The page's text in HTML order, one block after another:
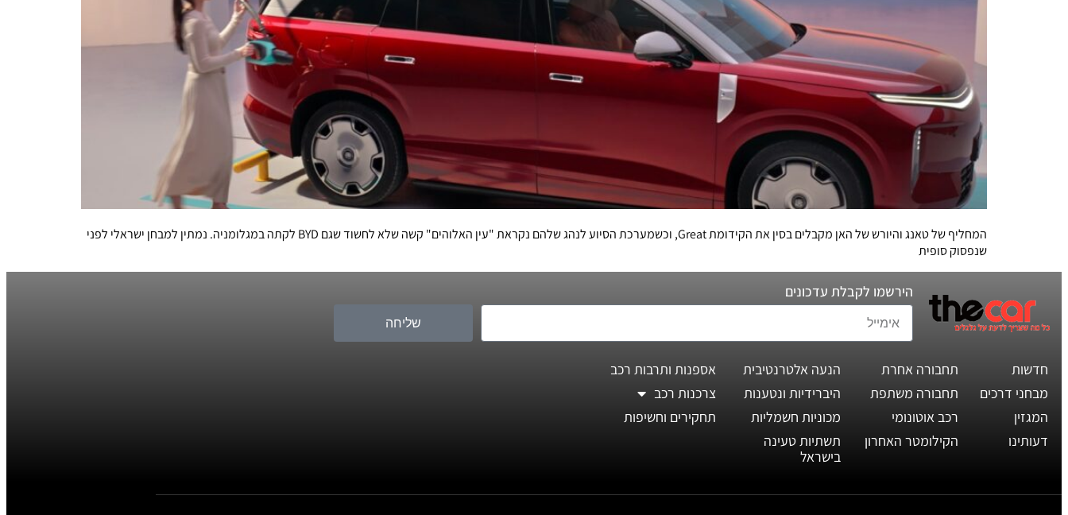
המחליף של טאנג והיורש של האן מקבלים בסין את הקידומת Great, וכשמערכת הסיוע לנהג שלהם נקראת "עין האלוהים" קשה שלא לחשוד שגם BYD לקתה במגלומניה. נמתין למבחן ישראלי לפני
שנפסוק סופית
הירשמו לקבלת עדכונים
שליחה
חדשות
מבחני דרכים
המגזין
דעותינו
תחבורה אחרת
תחבורה משתפת
רכב אוטונומי
הקילומטר האחרון
הנעה אלטרנטיבית
היברידיות ונטענות
מכוניות חשמליות
תשתיות טעינה
בישראל
אספנות ותרבות רכב
צרכנות רכב
תחקירים וחשיפות